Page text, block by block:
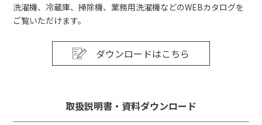
洗濯機、冷蔵庫、掃除機、業務用洗濯機などのWEBカタログを
ご覧いただけます。
ダウンロードはこちら
取扱説明書・資料ダウンロード